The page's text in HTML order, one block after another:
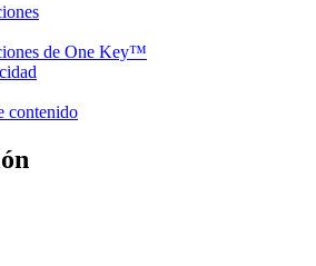
de One Key™
contenido